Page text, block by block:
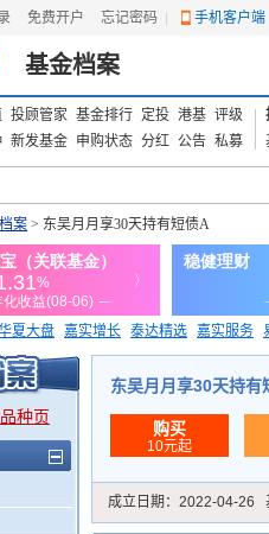
免费开户 忘记密码 手机客户端
基金档案
投顾管家 基金排行 定投 港基 评级
新发基金 申购状态 分红 公告 私募
案 > 东吴月月享30天持有短债A
夏大盘 嘉实增长 泰达精选 嘉实服务
上证180价值ETF
种页
东吴月月享30天持有
购买
10元起
成立日期： 2022-04-26